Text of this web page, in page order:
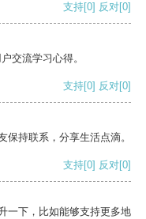
支持[0] 反对[0]
交流学习心得。
支持[0] 反对[0]
持联系，分享生活点滴。
支持[0] 反对[0]
一下，比如能够支持更多地